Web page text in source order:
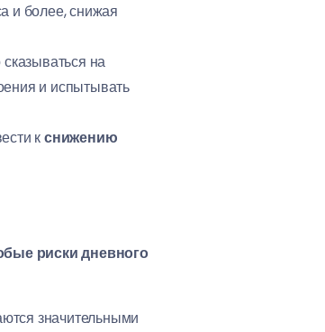
и более, снижая
на
и испытывать
кснижению
риски дневного
значительными